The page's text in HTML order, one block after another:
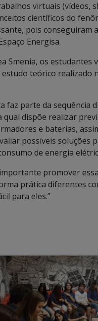
virtuais (vídeos,
científicos do
pois conseguiram
Energisa.
Smenia, os estudantes
teórico realizado
faz parte da sequência
qual dispõe realizar
e baterias,
possíveis soluções
de energia
promover
prática diferentes
para eles.”